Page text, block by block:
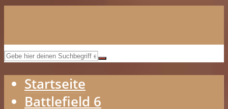
Startseite
Battlefield 6